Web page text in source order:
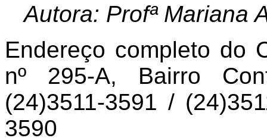
Autora: Profª Mariana
Endereço completo do
nº 295-A, Bairro
(24)3511-3591 /
3590